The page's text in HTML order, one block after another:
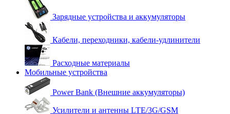
Зарядные устройства и аккумуляторы
Кабели, переходники, кабели-удлинители
Расходные материалы
Мобильные устройства
Power Bank (Внешние аккумуляторы)
Усилители и антенны LTE/3G/GSM